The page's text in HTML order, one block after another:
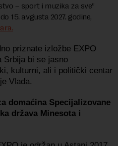
– sport i muzika za sve”
15. avgusta 2027. godine,
priznate izložbe EXPO
Srbija bi se jasno
kulturni, ali i politički centar
Vlada.
domaćina Specijalizovane
država Minesota i